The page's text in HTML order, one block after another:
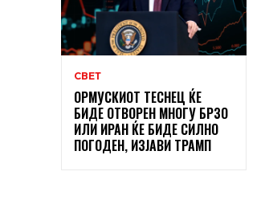
СВЕТ
ОРМУСКИОТ ТЕСНЕЦ ЌЕ
БИДЕ ОТВОРЕН МНОГУ БРЗО
ИЛИ ИРАН ЌЕ БИДЕ СИЛНО
ПОГОДЕН, ИЗЈАВИ ТРАМП